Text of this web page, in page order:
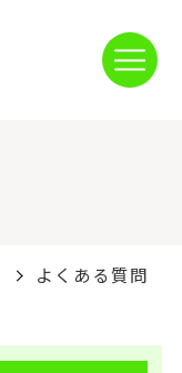
よくある質問